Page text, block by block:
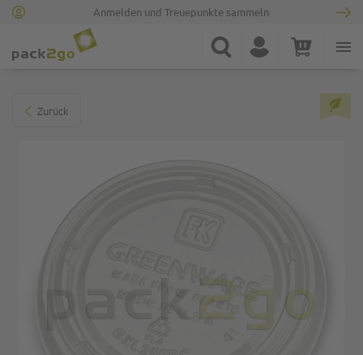
Anmelden und Treuepunkte sammeln
Suche Konto Warenkorb
Zurück